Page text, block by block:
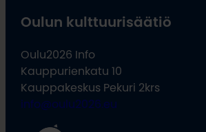
Oulun kulttuurisäätiö
Oulu2026 Info
Kauppurienkatu 10
Kauppakeskus Pekuri 2krs
info@oulu2026.eu